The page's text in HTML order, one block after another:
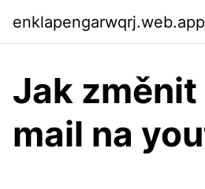
enklapengarwqrj.web.app
Jak
mail na